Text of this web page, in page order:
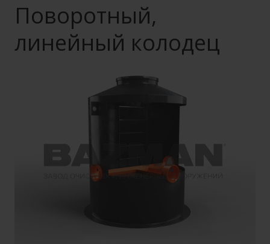
Поворотный,
линейный колодец